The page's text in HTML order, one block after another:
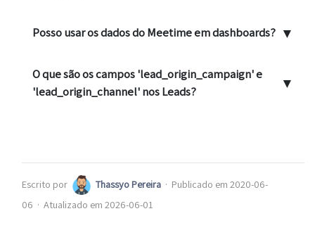
Posso usar os dados do Meetime em dashboards? ▼
O que são os campos 'lead_origin_campaign' e
'lead_origin_channel' nos Leads?
▼
Escrito por Thassyo Pereira · Publicado em 2020-06-
06 · Atualizado em 2026-06-01